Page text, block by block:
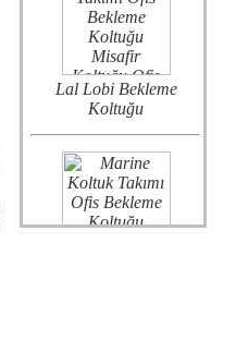
Lal Lobi Bekleme
Koltuğu